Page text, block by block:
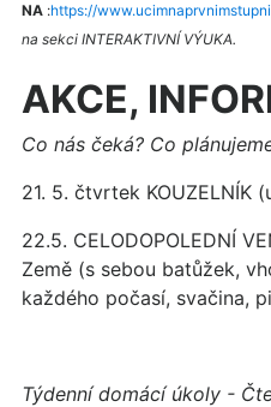
NA :https://
na sekci INTERAKTIVNÍ VÝUKA.
AKCE,
Co nás čeká? Co
21. 5. čtvrtek KOUZELNÍK
22.5. CELODOPOLEDNÍ
Země (s sebou batůžek,
každého počasí, svačina,
Týdenní domácí úkoly -